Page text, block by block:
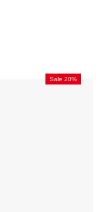
Sale 20%